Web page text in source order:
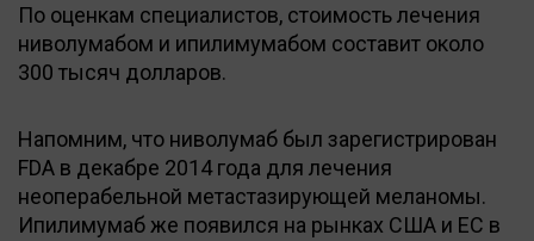
По оценкам специалистов, стоимость лечения
ниволумабом и ипилимумабом составит около
300 тысяч долларов.
Напомним, что ниволумаб был зарегистрирован
FDA в декабре 2014 года для лечения
неоперабельной метастазирующей меланомы.
Ипилимумаб же появился на рынках США и ЕС в